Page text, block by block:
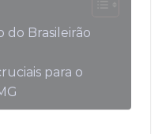
do Brasileirão
para o